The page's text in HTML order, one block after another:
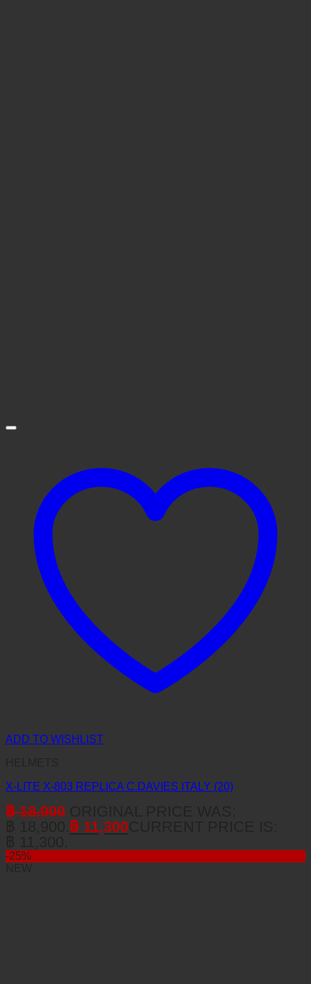
ADD TO WISHLIST
X-LITE X-803 REPLICA C.DAVIES ITALY (20)
฿18,900
฿ 11,300
-25%